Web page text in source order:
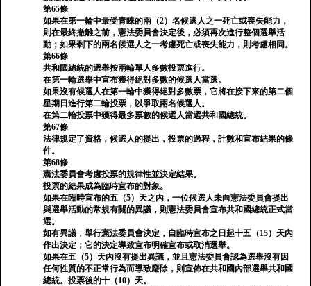
第65條
如果在第一輪中最受青睞的兩（2）名候選人之一死亡或喪失能力，
則在最終撤離之前，憲法委員會決定後，必須再次進行整個選舉活
動；如果剩下的兩名候選人之一考慮死亡或喪失能力，則考慮相同。
第66條
共和國總統的選舉按兩輪單人多數投票進行。
在第一輪選舉中宣布獲得絕對多數的候選人當選。
如果沒有候選人在第一輪中獲得絕對多數票，它將在接下來的第二個
星期日進行第二輪投票，以爭取兩名候選人。
在第二輪投票中獲得最多票數的候選人當選共和國總統。
第67條
法律規定了資格，候選人的提出，投票的過程，計數和宣布結果的條
件。
第68條
憲法委員會考慮投票的規律性並決定結果。
投票的結果成為臨時宣布的對象。
如果在臨時宣布的五（5）天之內，一位候選人未向憲法委員會提出
與選舉活動的常規有關的異議，則憲法委員會宣布共和國總統正式當
選。
如有異議，舉行憲法委員會決定，自臨時宣布之日起十五（15）天內
作出決定；它的決定導致宣布明確宣布或取消選舉。
如果在五（5）天內沒有提出異議，並且憲法委員會認為選舉沒有因
任何性質的不正常行為而導致廢除，則宣佈在共和國內部選舉共和國
總統。投票後的十（10）天。